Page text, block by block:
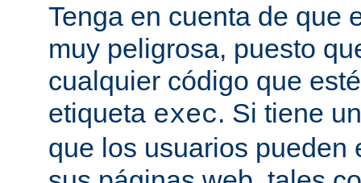
Tenga en cuenta de que
muy peligrosa, puesto
cualquier código que
etiqueta exec. Si tiene
que los usuarios pueden